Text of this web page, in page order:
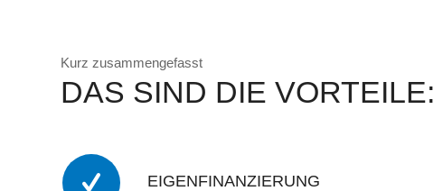
Kurz zusammengefasst
DAS SIND DIE VORTEILE:
EIGENFINANZIERUNG